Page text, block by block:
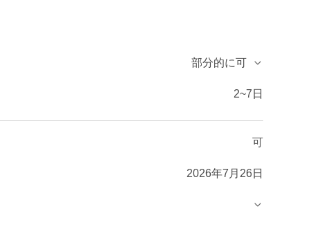
部分的に可
2~7日
可
2026年7月26日